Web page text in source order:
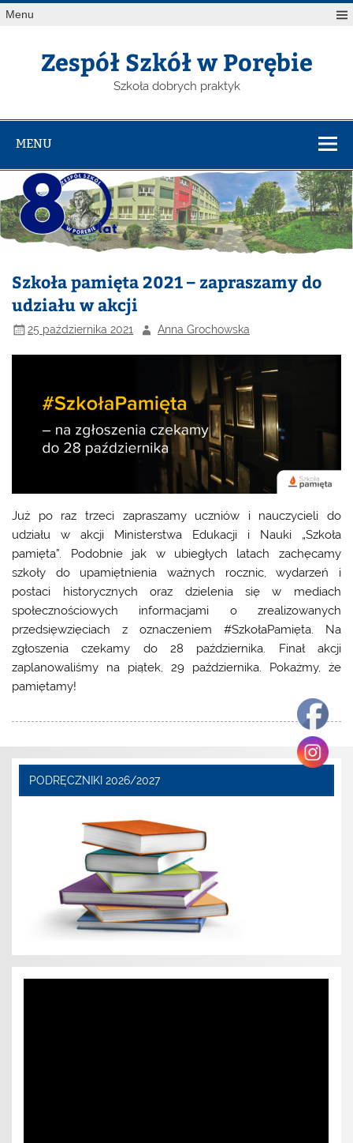
Menu
Zespół Szkół w Porębie
Szkoła dobrych praktyk
MENU
Szkoła pamięta 2021 – zapraszamy do
udziału w akcji
25 października 2021 Anna Grochowska
Już po raz trzeci zapraszamy uczniów i nauczycieli do
udziału w akcji Ministerstwa Edukacji i Nauki „Szkoła
pamięta”. Podobnie jak w ubiegłych latach zachęcamy
szkoły do upamiętnienia ważnych rocznic, wydarzeń i
postaci historycznych oraz dzielenia się w mediach
społecznościowych informacjami o zrealizowanych
przedsięwzięciach z oznaczeniem #SzkołaPamięta. Na
zgłoszenia czekamy do 28 października. Finał akcji
zaplanowaliśmy na piątek, 29 października. Pokażmy, że
pamiętamy!
PODRĘCZNIKI 2026/2027